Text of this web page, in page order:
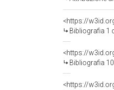
<https://
Bibliografia 1
<https://
Bibliografia
<https://